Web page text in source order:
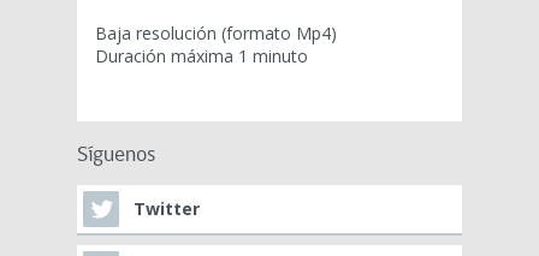
Baja resolución (formato Mp4)
Duración máxima 1 minuto
Síguenos
Twitter